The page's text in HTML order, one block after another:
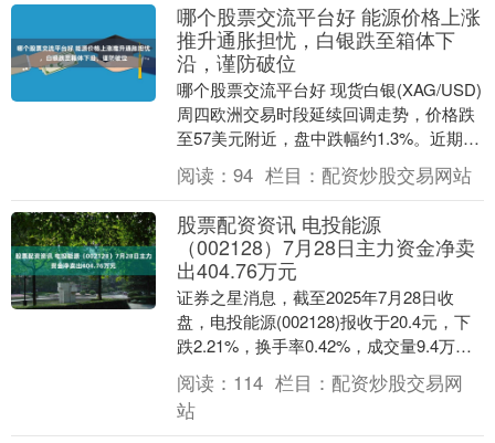
哪个股票交流平台好 能源价格上涨
推升通胀担忧，白银跌至箱体下
沿，谨防破位
哪个股票交流平台好 现货白银(XAG/USD)
周四欧洲交易时段延续回调走势，价格跌
至57美元附近，盘中跌幅约1.3%。近期白
银承压主要受到能源价格上涨以及全球
通....
阅读： 94 栏目： 配资炒股交易网站
股票配资资讯 电投能源
（002128）7月28日主力资金净卖
出404.76万元
证券之星消息，截至2025年7月28日收
盘，电投能源(002128)报收于20.4元，下
跌2.21%，换手率0.42%，成交量9.4万
手，成交额1.92亿元。 ....
阅读： 114 栏目： 配资炒股交易网
站